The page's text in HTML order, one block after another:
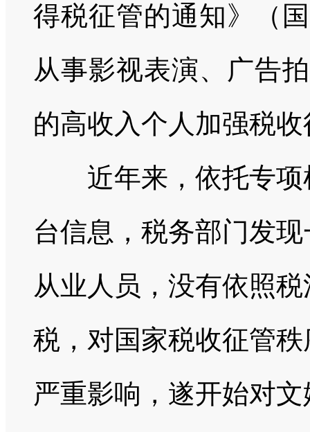
得税征管的通知》（
从事影视表演、广告
的高收入个人加强税
近年来，依托专项
台信息，税务部门发
从业人员，没有依照
税，对国家税收征管
严重影响，遂开始对